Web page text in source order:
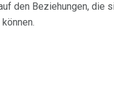
den Beziehungen, die